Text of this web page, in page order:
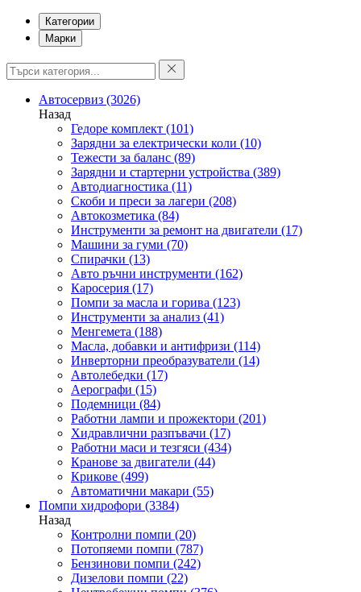
Категории
Марки
Автосервиз (3026)
Назад
Гедоре комплект (101)
Зарядни за електрически коли (10)
Тежести за баланс (89)
Зарядни и стартерни устройства (389)
Автодиагностика (11)
Скоби и преси за лагери (208)
Автокозметика (84)
Инструменти за ремонт на двигатели (17)
Машини за гуми (70)
Спирачки (13)
Авто ръчни инструменти (162)
Каросерия (17)
Помпи за масла и горива (123)
Инструменти за анализ (41)
Менгемета (188)
Масла, добавки и антифризи (114)
Инверторни преобразуватели (14)
Автолебедки (17)
Аерографи (15)
Подемници (84)
Работни лампи и прожектори (201)
Хидравлични разпъвачи (17)
Работни маси и тезгяси (434)
Кранове за двигатели (44)
Крикове (499)
Автоматични макари (55)
Помпи хидрофори (3384)
Назад
Контролни помпи (20)
Потопяеми помпи (787)
Бензинови помпи (242)
Дизелови помпи (22)